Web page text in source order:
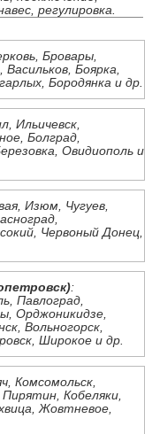
регулировка.
Бровары,
Боярка,
Бородянка и др.
Ильичевск,
Болград,
Овидиополь и
Изюм, Чугуев,
Червоный Донец,
:
Павлоград,
Орджоникидзе,
Вольногорск,
Широкое и др.
Комсомольск,
Кобеляки,
Жовтневое,